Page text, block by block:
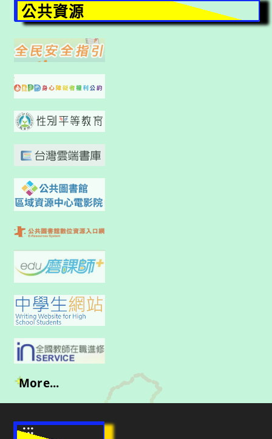
公共資源
More...
:::